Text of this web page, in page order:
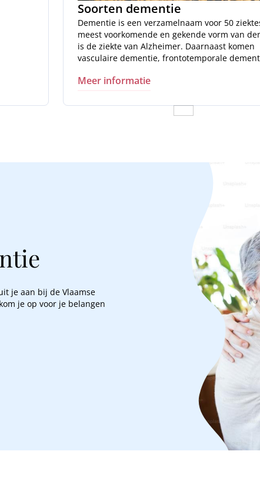
Soorten dementie
Dementie is een verzamelnaam voor 50
meest voorkomende en gekende vorm van
is de ziekte van Alzheimer. Daarnaast komen
vasculaire dementie, frontotemporale
Meer informatie
je aan bij de Vlaamse
je op voor je belangen